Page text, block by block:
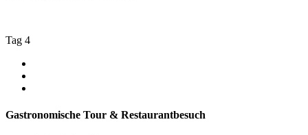
Tag 4
Gastronomische Tour & Restaurantbesuch